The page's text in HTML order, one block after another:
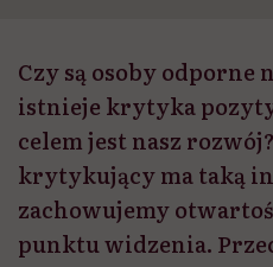
Czy są osoby odporne
istnieje krytyka
celem jest nasz
krytykujący ma taką
zachowujemy
punktu widzenia.